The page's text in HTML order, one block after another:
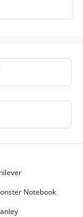
Notebook